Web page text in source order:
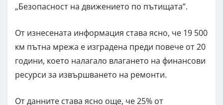
„Безопасност на движението по пътищата”.
От изнесената информация става ясно, че 19 500
км пътна мрежа е изградена преди повече от 20
години, което налагало влагането на финансови
ресурси за извършването на ремонти.
От данните става ясно още, че 25% от